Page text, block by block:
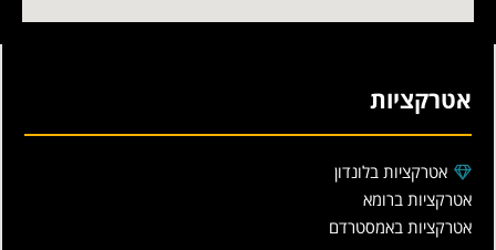
אטרקציות
אטרקציות בלונדון
אטרקציות ברומא
אטרקציות באמסטרדם